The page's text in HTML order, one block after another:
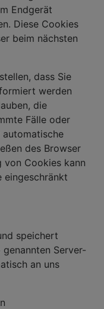
Endgerät
Diese Cookies
beim nächsten
dass Sie
werden
die
Fälle oder
automatische
des Browser
von Cookies kann
eingeschränkt
speichert
Server-
an uns